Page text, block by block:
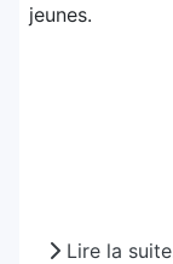
jeunes.
Lire la